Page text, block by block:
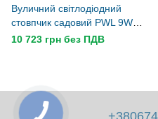
Вуличний світлодіодний
стовпчик садовий PWL 9W
6500K IP65-GARDEN-002G1
10 723 грн без ПДВ